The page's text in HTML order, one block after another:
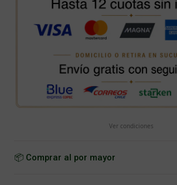
Ver condiciones
📦 Comprar al por mayor